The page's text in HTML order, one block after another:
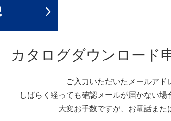
カタログダウンロード
ご入力いただいたメールアド
しばらく経っても確認メールが届かない場
大変お手数ですが、お電話また